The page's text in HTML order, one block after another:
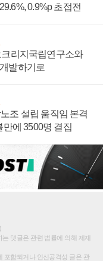
0.9%p 초접전
리지국립연구소와
발하기로
조 설립 움직임 본격
만에 3500명 결집
댓글은 관련 법률에 의해 제재
포함되거나 인신공격성 글은 관